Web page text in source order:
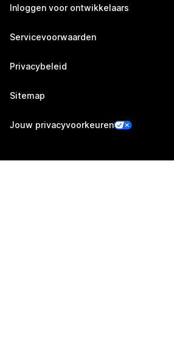
Inloggen voor ontwikkelaars
Servicevoorwaarden
Privacybeleid
Sitemap
Jouw privacyvoorkeuren